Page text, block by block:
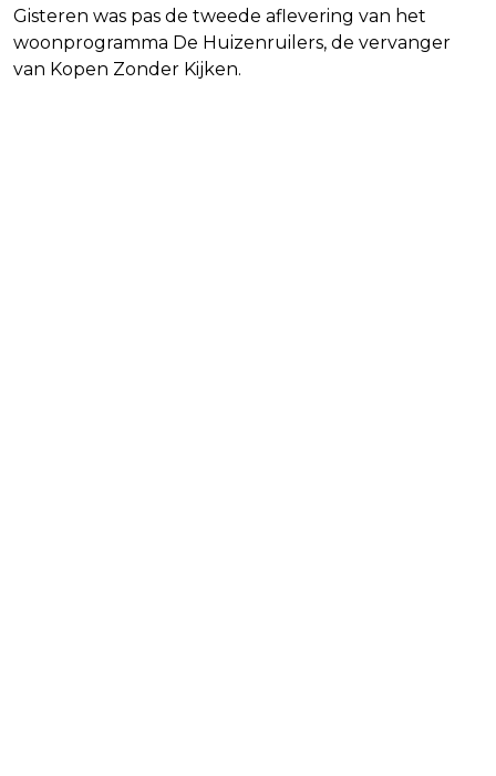
Gisteren was pas de tweede aflevering van het
woonprogramma De Huizenruilers, de vervanger
van Kopen Zonder Kijken.